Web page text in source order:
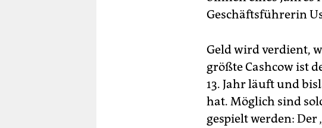
Geschäftsführerin
Geld wird verdient,
größte Cashcow ist
13. Jahr läuft und
hat. Möglich sind
gespielt werden: Der